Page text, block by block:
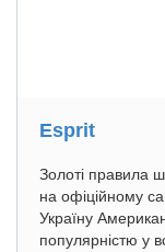
Esprit
Золоті правила
на офіційному
Україну
популярністю у